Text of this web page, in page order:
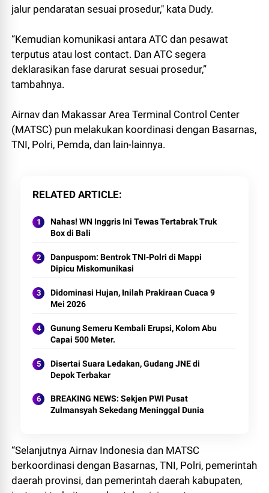
jalur pendaratan sesuai prosedur," kata Dudy.
“Kemudian komunikasi antara ATC dan pesawat
terputus atau lost contact. Dan ATC segera
deklarasikan fase darurat sesuai prosedur,”
tambahnya.
Airnav dan Makassar Area Terminal Control Center
(MATSC) pun melakukan koordinasi dengan Basarnas,
TNI, Polri, Pemda, dan lain-lainnya.
RELATED ARTICLE
Nahas! WN Inggris Ini Tewas Tertabrak Truk
Box di Bali
Danpuspom: Bentrok TNI-Polri di Mappi
Dipicu Miskomunikasi
Didominasi Hujan, Inilah Prakiraan Cuaca 9
Mei 2026
Gunung Semeru Kembali Erupsi, Kolom Abu
Capai 500 Meter.
Disertai Suara Ledakan, Gudang JNE di
Depok Terbakar
BREAKING NEWS: Sekjen PWI Pusat
Zulmansyah Sekedang Meninggal Dunia
“Selanjutnya Airnav Indonesia dan MATSC
berkoordinasi dengan Basarnas, TNI, Polri, pemerintah
daerah provinsi, dan pemerintah daerah kabupaten,